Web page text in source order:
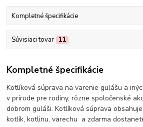
Kompletné špecifikácie
Súvisiaci tovar 11
Kompletné špecifikácie
Kotlíková súprava na varenie gulášu a
v prírode pre rodiny, rôzne spoločenské
dobrom guláši. Kotlíková súprava
kotlík, kotlinu, varechu a zdarma